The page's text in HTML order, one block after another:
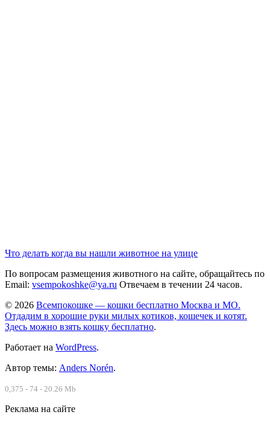
Что делать когда вы нашли животное на улице
По вопросам размещения животного на сайте, обращайтесь по
Email: vsempokoshke@ya.ru Отвечаем в течении 24 часов.
© 2026 Всемпокошке — кошки бесплатно Москва и МО.
Отдадим в хорошие руки милых котиков, кошечек и котят.
Здесь можно взять кошку бесплатно.
Работает на WordPress.
Автор темы: Anders Norén.
0,375 - 74 - 20.26 Mb
Реклама на сайте